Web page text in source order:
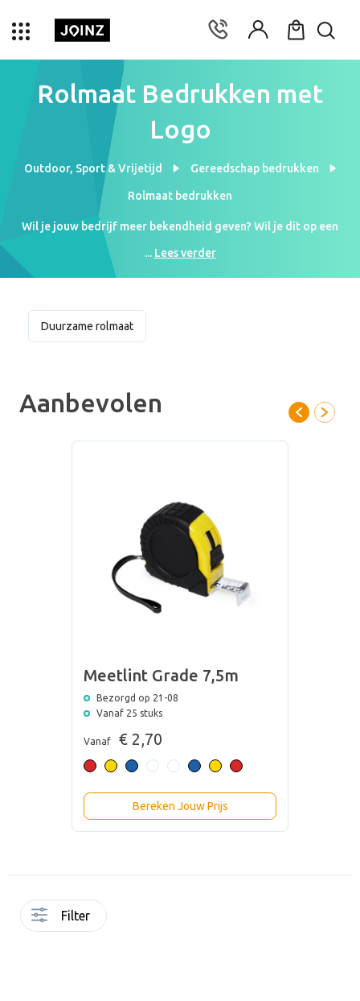
Rolmaat Bedrukken met
Logo
Outdoor, Sport & Vrijetijd Gereedschap bedrukken
Rolmaat bedrukken
Wil je jouw bedrijf meer bekendheid geven? Wil je dit op een
unieke manier doen? Bestel bij ons dan rolmaten die met je eigen
logo bedrukt worden. Rolmaten kunnen worden bedrukt vanaf €
0,63 per 50 stuks. Onze collectie is ruim. Ook bieden wij een
logo? Vraag het gerust aan ons en je ontvangt een digitaal
... Lees verder
Duurzame rolmaat
Aanbevolen
Meetlint Grade 7,5m
Bezorgd op 21-08
Vanaf 25 stuks
Vanaf € 2,70
Bereken Jouw Prijs
Filter